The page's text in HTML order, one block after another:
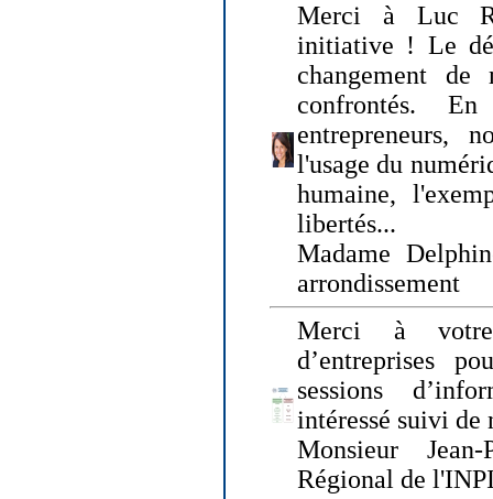
Merci à Luc
initiative ! Le
changement de
confrontés.
entrepreneurs,
l'usage du
humaine,
libertés...
Madame
arrondissement
Merci à
d’entreprises
sessions
intéressé suivi de
Monsieur
Régional de